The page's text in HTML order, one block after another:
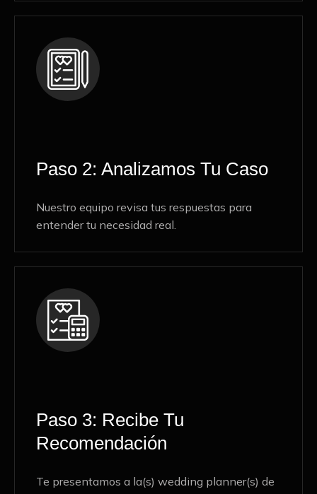
Paso 2: Analizamos Tu Caso
Nuestro equipo revisa tus respuestas para
entender tu necesidad real.
Paso 3: Recibe Tu
Recomendación
Te presentamos a la(s) wedding planner(s) de